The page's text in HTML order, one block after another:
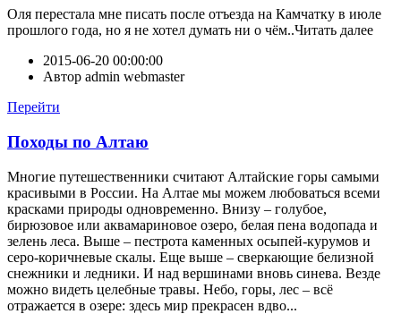
Оля перестала мне писать после отъезда на Камчатку в июле
прошлого года, но я не хотел думать ни о чём..Читать далее
2015-06-20 00:00:00
Автор admin webmaster
Перейти
Походы по Алтаю
Многие путешественники считают Алтайские горы самыми
красивыми в России. На Алтае мы можем любоваться всеми
красками природы одновременно. Внизу – голубое,
бирюзовое или аквамариновое озеро, белая пена водопада и
зелень леса. Выше – пестрота каменных осыпей-курумов и
серо-коричневые скалы. Еще выше – сверкающие белизной
снежники и ледники. И над вершинами вновь синева. Везде
можно видеть целебные травы. Небо, горы, лес – всё
отражается в озере: здесь мир прекрасен вдво...